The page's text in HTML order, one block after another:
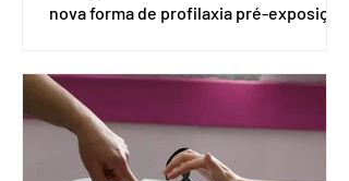
nova forma de profilaxia pré-exposição
medicamento carbotegravir, que
impede a replicação do vírus de forma
prolongada e pode ser tomado a cada
dois meses. O pedido de inclusão vai